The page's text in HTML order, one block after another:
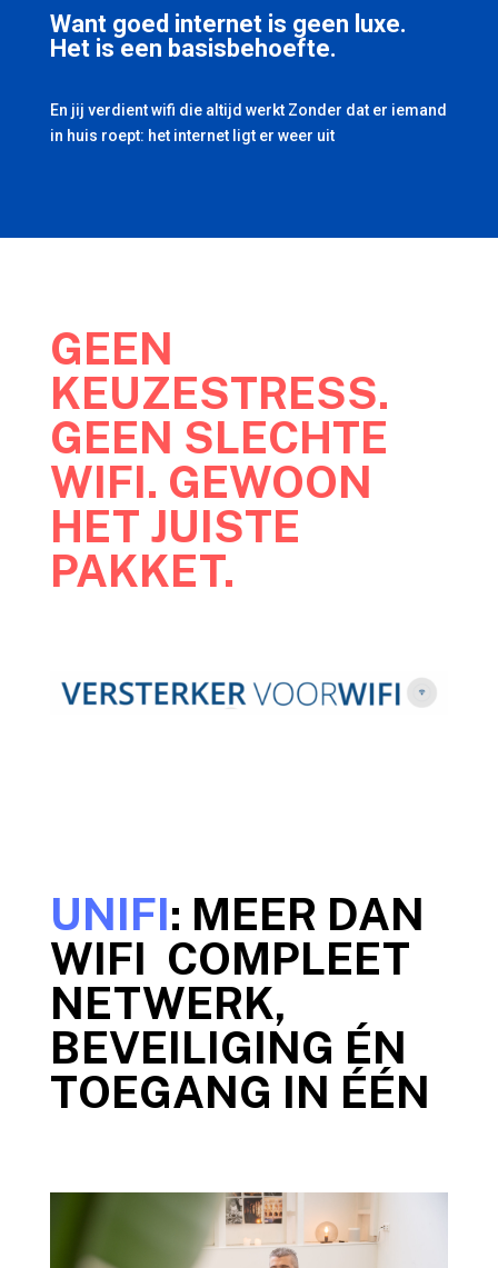
Want goed internet is geen luxe.
Het is een basisbehoefte.
En jij verdient wifi die altijd werkt Zonder dat er iemand
in huis roept: het internet ligt er weer uit
GEEN
KEUZESTRESS.
GEEN SLECHTE
WIFI. GEWOON
HET JUISTE
PAKKET.
UNIFI: MEER DAN
WIFI COMPLEET
NETWERK,
BEVEILIGING ÉN
TOEGANG IN ÉÉN